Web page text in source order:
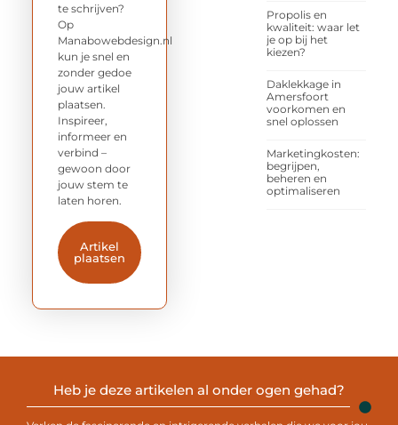
Propolis en
kwaliteit: waar let
je op bij het
kiezen?
Daklekkage in
Amersfoort
voorkomen en
snel oplossen
Marketingkosten:
begrijpen,
beheren en
optimaliseren
te schrijven?
Op
Manabowebdesign.nl
kun je snel en
zonder gedoe
jouw artikel
plaatsen.
Inspireer,
informeer en
verbind –
gewoon door
jouw stem te
laten horen.
Artikel
plaatsen
Heb je deze artikelen al onder ogen gehad?